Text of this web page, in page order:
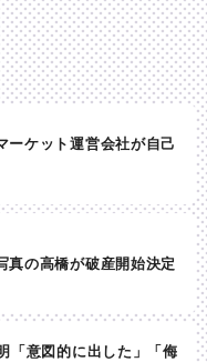
ーケット運営会社が自己
の高橋が破産開始決定
「意図的に出した」「侮